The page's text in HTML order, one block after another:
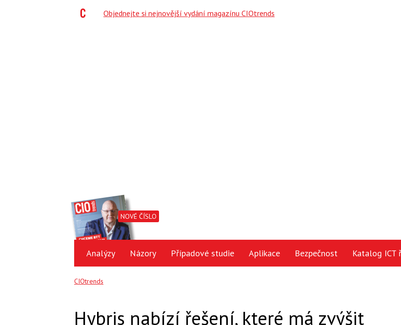
NOVÉ ČÍSLO
Analýzy Názory Případové studie Aplikace Bezpečnost Katalog ICT
CIOtrends
Hybris nabízí řešení, které má zvýšit
Objednejte si nejnovější vydání magazínu CIOtrends